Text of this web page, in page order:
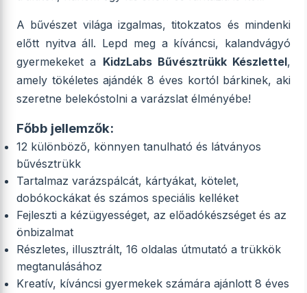
A bűvészet világa izgalmas, titokzatos és mindenki
előtt nyitva áll. Lepd meg a kíváncsi, kalandvágyó
gyermekeket a KidzLabs Bűvésztrükk Készlettel,
amely tökéletes ajándék 8 éves kortól bárkinek, aki
szeretne belekóstolni a varázslat élményébe!
Főbb jellemzők:
12 különböző, könnyen tanulható és látványos
bűvésztrükk
Tartalmaz varázspálcát, kártyákat, kötelet,
dobókockákat és számos speciális kelléket
Fejleszti a kézügyességet, az előadókészséget és az
önbizalmat
Részletes, illusztrált, 16 oldalas útmutató a trükkök
megtanulásához
Kreatív, kíváncsi gyermekek számára ajánlott 8 éves